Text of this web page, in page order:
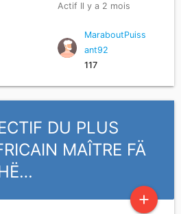
Actif Il y a 2 mois
MaraboutPuiss
ant92
117
DU PLUS
MAÎTRE FÄ
add